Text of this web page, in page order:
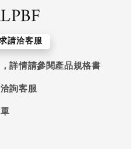
請洽客服
詳情請參閱產品規格書
詢客服